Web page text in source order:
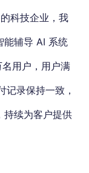
科技企业，我
能辅导 AI 系统
用户，用户满
录保持一致，
持续为客户提供